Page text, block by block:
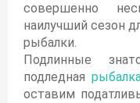
совершенно
наилучший сезон
рыбалки.
Подлинные
подледная
оставим